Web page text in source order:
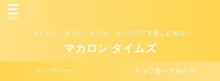
スイーツ・カフェ・ホテル・インテリアを楽しむ毎日♪
マカロン タイムズ
トップページ チョコ食べてみた♡